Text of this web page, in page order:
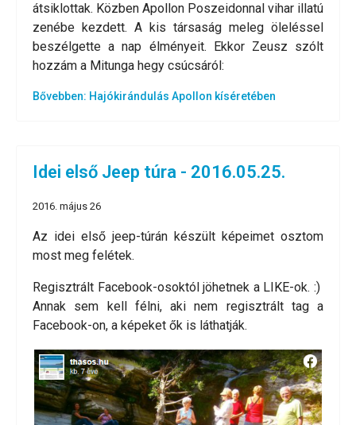
átsiklottak. Közben Apollon Poszeidonnal vihar illatú
zenébe kezdett. A kis társaság meleg öleléssel
beszélgette a nap élményeit. Ekkor Zeusz szólt
hozzám a Mitunga hegy csúcsáról:
Bővebben: Hajókirándulás Apollon kíséretében
Idei első Jeep túra - 2016.05.25.
2016. május 26
Az idei első jeep-túrán készült képeimet osztom
most meg felétek.
Regisztrált Facebook-osoktól jöhetnek a LIKE-ok. :)
Annak sem kell félni, aki nem regisztrált tag a
Facebook-on, a képeket ők is láthatják.